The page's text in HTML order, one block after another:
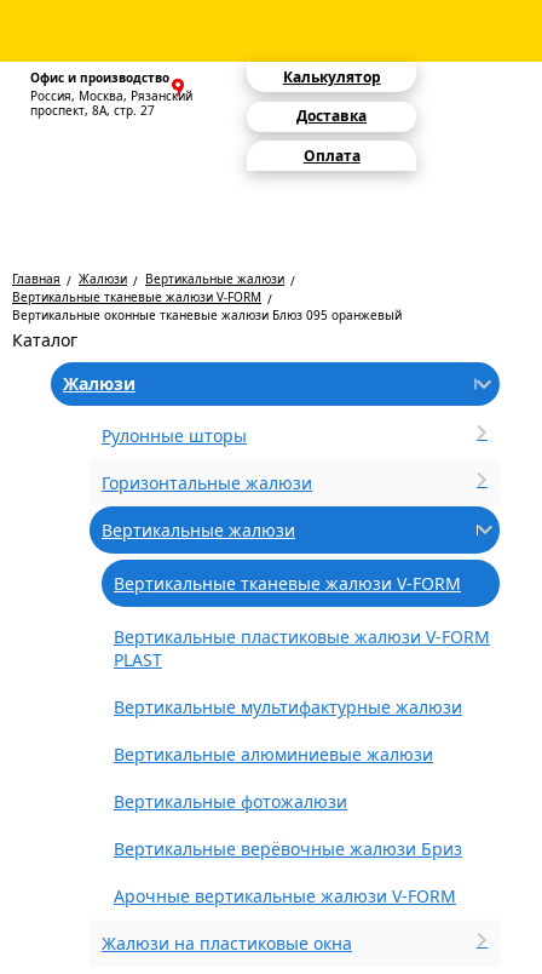
Офис и производство
Россия, Москва, Рязанский
проспект, 8А, стр. 27
Калькулятор
Доставка
Оплата
Главная Жалюзи
Вертикальные жалюзи
Вертикальные тканевые жалюзи V-FORM
Вертикальные оконные тканевые жалюзи Блюз 095 оранжевый
Каталог
Жалюзи
Рулонные шторы
Горизонтальные жалюзи
Вертикальные жалюзи
Вертикальные тканевые жалюзи V-FORM
Вертикальные пластиковые жалюзи V-FORM
PLAST
Вертикальные мультифактурные жалюзи
Вертикальные алюминиевые жалюзи
Вертикальные фотожалюзи
Вертикальные верёвочные жалюзи Бриз
Арочные вертикальные жалюзи V-FORM
Жалюзи на пластиковые окна